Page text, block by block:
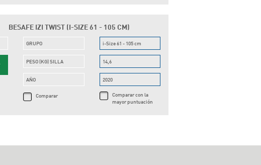
BESAFE IZI TWIST (I-SIZE 61 - 105 CM)
GRUPO
PESO (KG) SILLA
AÑO
Comparar
i-Size 61 - 105 cm
14,6
2020
Comparar con la
mayor puntuación